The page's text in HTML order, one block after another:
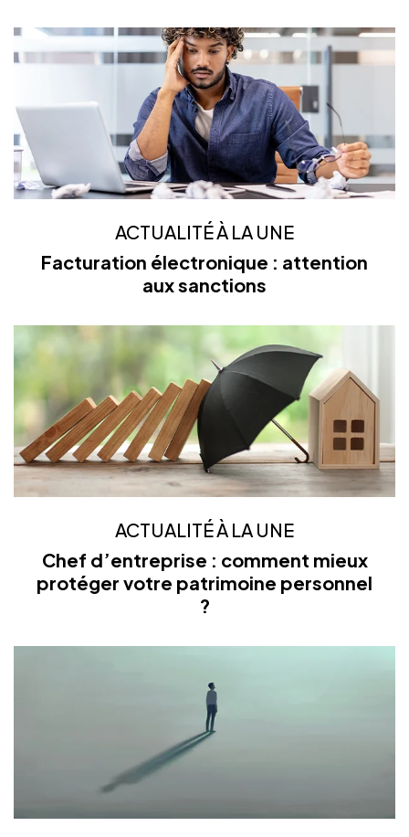
ACTUALITÉ À LA UNE
Facturation électronique : attention
aux sanctions
ACTUALITÉ À LA UNE
Chef d’entreprise : comment mieux
protéger votre patrimoine personnel
?